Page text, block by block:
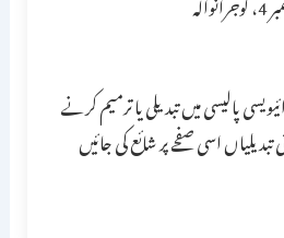
پالیسی میں تبدیلی یا ترمیم کرنے
اسی صفحے پر شائع کی جائیں